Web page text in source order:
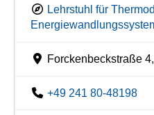
Lehrstuhl für
Forckenbeckstraße
+49 241 80-48198